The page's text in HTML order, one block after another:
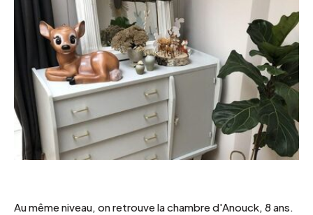
Au même niveau, on retrouve la chambre d'Anouck, 8 ans.